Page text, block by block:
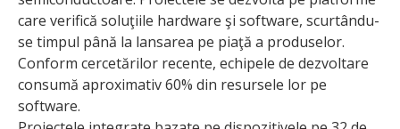
care verifică soluţiile hardware şi software, scurtându-
se timpul până la lansarea pe piaţă a produselor.
Conform cercetărilor recente, echipele de dezvoltare
consumă aproximativ 60% din resursele lor pe
software.